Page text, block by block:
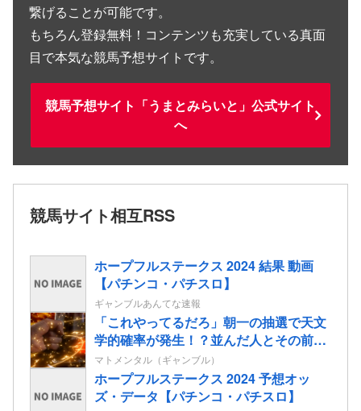
繋げることが可能です。
もちろん登録無料！コンテンツも充実している真面
目で本気な競馬予想サイトです。
競馬予想サイト「うまとみらいと」公式サイト
へ
競馬サイト相互RSS
ホープフルステークス 2024 結果 動画
【パチンコ・パチスロ】
ギャンブルあんてな速報
「これやってるだろ」朝一の抽選で天文
学的確率が発生！？並んだ人とその前後
で連番が出てしまう…
マトメンタル（ギャンブル）
ホープフルステークス 2024 予想オッ
ズ・データ【パチンコ・パチスロ】